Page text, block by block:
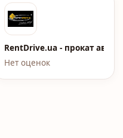
RentDrive.ua - прокат
Нет оценок